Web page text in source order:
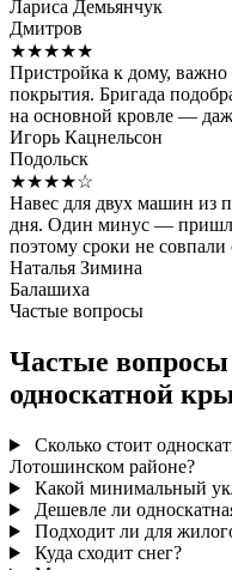
Лариса Демьянчук
Дмитров
★★★★★
Пристройка к дому, важно
покрытия. Бригада
на основной кровле —
Игорь Кацнельсон
Подольск
★★★★☆
Навес для двух машин из
дня. Один минус —
поэтому сроки не совпали
Наталья Зимина
Балашиха
Частые вопросы
Частые
односкатной
Сколько стоит
Лотошинском районе?
Какой минимальный
Дешевле ли
Подходит ли для
Куда сходит снег?